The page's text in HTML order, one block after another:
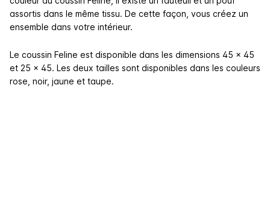
assortis dans le même tissu. De cette façon, vous créez un
ensemble dans votre intérieur.
Le coussin Feline est disponible dans les dimensions 45 x 45
et 25 x 45. Les deux tailles sont disponibles dans les couleurs
rose, noir, jaune et taupe.